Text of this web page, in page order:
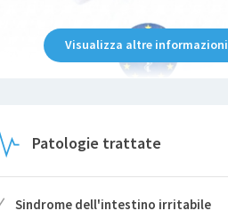
Visualizza altre informazioni
Patologie trattate
Sindrome dell'intestino irritabile